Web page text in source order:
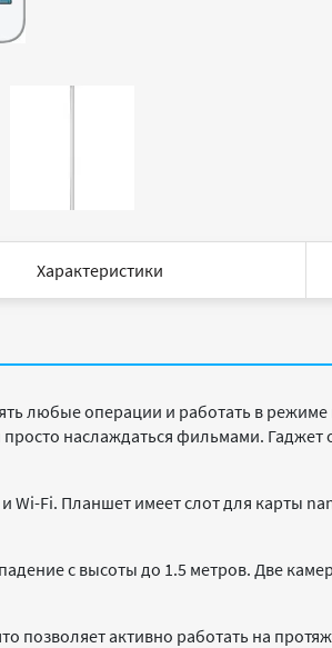
Характеристики
любые операции и работать в
наслаждаться фильмами.
Fi. Планшет имеет слот для карты
с высоты до 1.5 метров. Две
позволяет активно работать на